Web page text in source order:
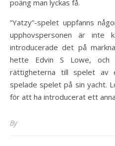
poäng man lyckas få.
”Yatzy”-spelet uppfanns
upphovspersonen är inte
introducerade det på
hette Edvin S Lowe,
rättigheterna till spelet av
spelade spelet på sin yacht.
för att ha introducerat ett
By